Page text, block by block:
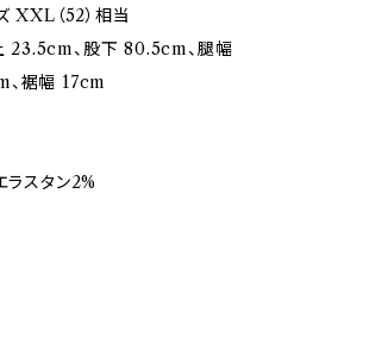
XXL（52）相当
23.5cm、股下 80.5cm、腿幅
裾幅 17cm
ラスタン2%